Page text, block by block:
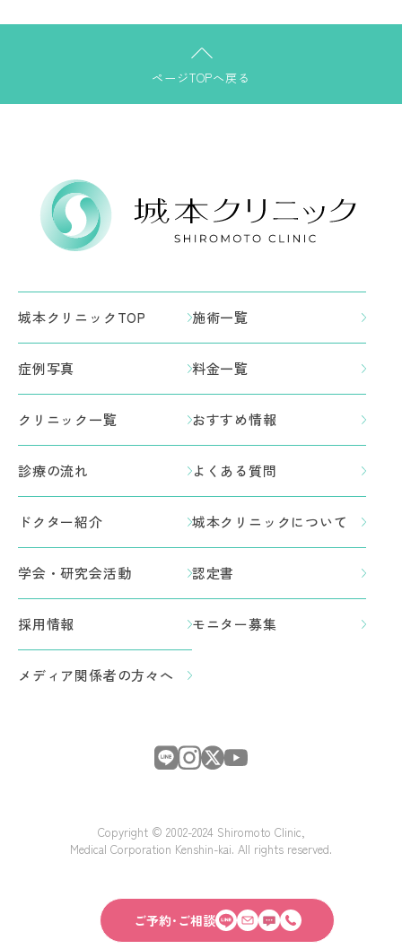
ご予約･ご相談
ページTOPへ戻る
城本クリニックTOP 施術一覧
症例写真 料金一覧
クリニック一覧 おすすめ情報
診療の流れ よくある質問
ドクター紹介 城本クリニックについて
学会・研究会活動 認定書
採用情報 モニター募集
メディア関係者の方々へ
Copyright © 2002-2024 Shiromoto Clinic,
Medical Corporation Kenshin-kai. All rights reserved.